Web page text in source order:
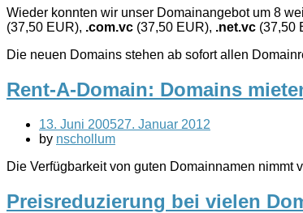
Wieder konnten wir unser Domainangebot um 8
(37,50 EUR), .com.vc (37,50 EUR), .net.vc (37,50
Die neuen Domains stehen ab sofort allen
Rent-A-Domain: Domains
13. Juni 200527. Januar 2012
by nschollum
Die Verfügbarkeit von guten Domainnamen nimmt
Preisreduzierung bei vielen